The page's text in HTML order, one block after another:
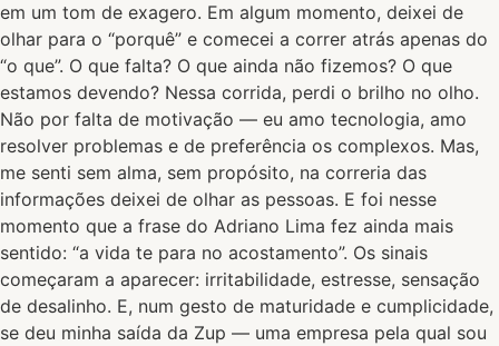
em um tom de exagero. Em algum momento, deixei de
olhar para o “porquê” e comecei a correr atrás apenas do
“o que”. O que falta? O que ainda não fizemos? O que
estamos devendo? Nessa corrida, perdi o brilho no olho.
Não por falta de motivação — eu amo tecnologia, amo
resolver problemas e de preferência os complexos. Mas,
me senti sem alma, sem propósito, na correria das
informações deixei de olhar as pessoas. E foi nesse
momento que a frase do Adriano Lima fez ainda mais
sentido: “a vida te para no acostamento”. Os sinais
começaram a aparecer: irritabilidade, estresse, sensação
de desalinho. E, num gesto de maturidade e cumplicidade,
se deu minha saída da Zup — uma empresa pela qual sou